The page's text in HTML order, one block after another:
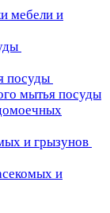
мебели и
посуды
мытья посуды
и грызунов
и